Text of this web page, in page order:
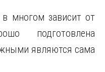
многом зависит от
подготовлена
являются сама